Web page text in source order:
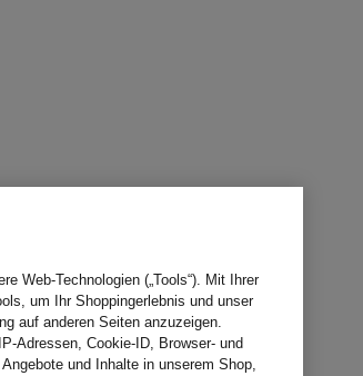
Web-Technologien („Tools“). Mit Ihrer
um Ihr Shoppingerlebnis und unser
auf anderen Seiten anzuzeigen.
Adressen, Cookie-ID, Browser- und
und Inhalte in unserem Shop,